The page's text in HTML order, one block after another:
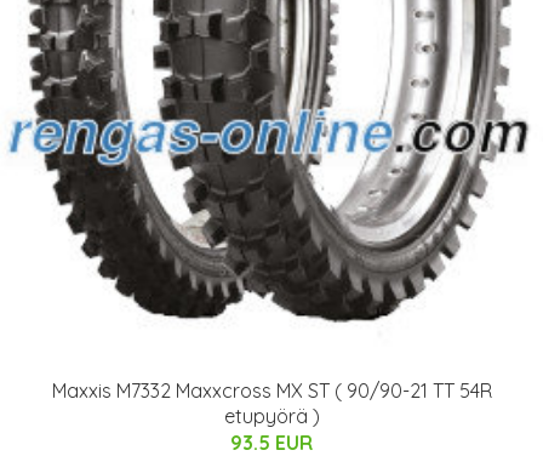
Maxxis M7332 Maxxcross MX ST ( 90/90-21 TT 54R
etupyörä )
93.5 EUR